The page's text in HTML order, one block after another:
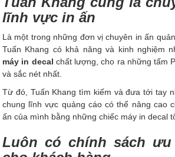
lĩnh vực in ấn
Là một trong những đơn vị chuyên in ấn
Tuấn Khang có khả năng và kinh nghiệm
máy in decal chất lượng, cho ra những tấm
và sắc nét nhất.
Từ đó, Tuấn Khang tìm kiếm và đưa tới tay
chung lĩnh vực quảng cáo có thể nâng cao
ấn của mình bằng những chiếc máy in decal
Luôn có chính sách